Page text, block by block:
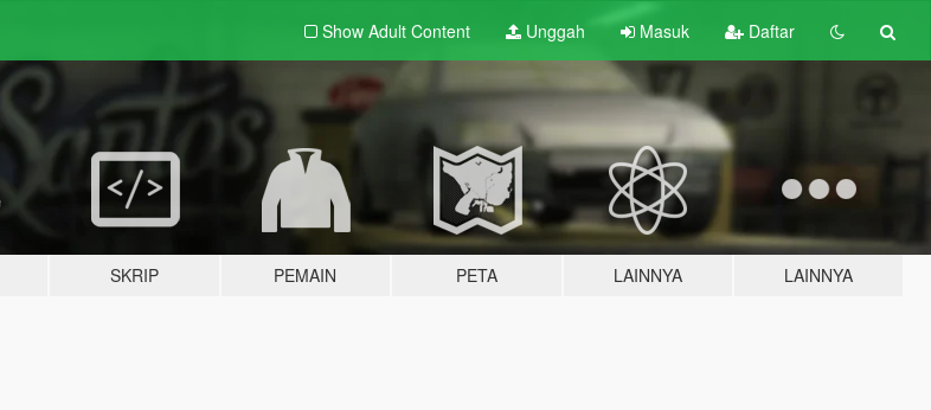
Show Adult Content Unggah Masuk Daftar
SKRIP PEMAIN PETA LAINNYA LAINNYA